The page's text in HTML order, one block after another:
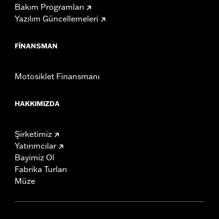
Bakım Programları
Yazılım Güncellemeleri
FINANSMAN
Motosiklet Finansmanı
HAKKIMIZDA
Şirketimiz
Yatırımcılar
Bayimiz Ol
Fabrika Turları
Müze